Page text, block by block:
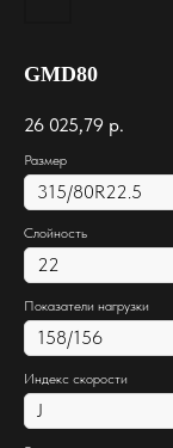
GMD80
26 025,79 р.
Размер
Слойность
Показатели нагрузки
Индекс скорости